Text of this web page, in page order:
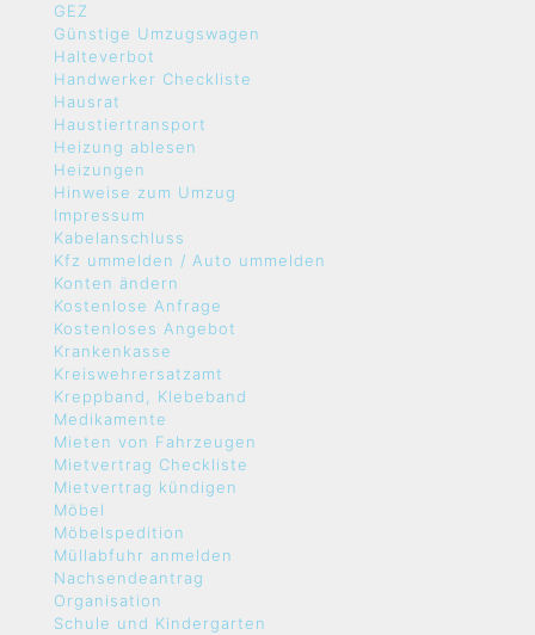
GEZ
Günstige Umzugswagen
Halteverbot
Handwerker Checkliste
Hausrat
Haustiertransport
Heizung ablesen
Heizungen
Hinweise zum Umzug
Impressum
Kabelanschluss
Kfz ummelden / Auto ummelden
Konten ändern
Kostenlose Anfrage
Kostenloses Angebot
Krankenkasse
Kreiswehrersatzamt
Kreppband, Klebeband
Medikamente
Mieten von Fahrzeugen
Mietvertrag Checkliste
Mietvertrag kündigen
Möbel
Möbelspedition
Müllabfuhr anmelden
Nachsendeantrag
Organisation
Schule und Kindergarten